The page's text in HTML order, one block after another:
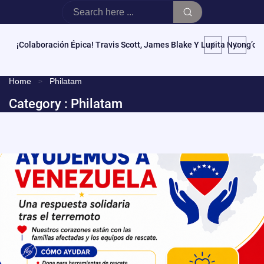
¡Colaboración Épica! Travis Scott, James Blake Y Lupita Nyong’o
Home Philatam
Category : Philatam